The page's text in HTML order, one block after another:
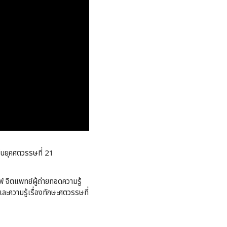
ยุคศตวรรษที่ 21
จิตแพทย์ผู้ถ่ายทอดความรู้
ะความรู้เรื่องทักษะศตวรรษที่